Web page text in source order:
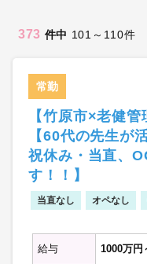
373 件中 101～110件
常勤
【竹原市×老健
【60代の先生が
祝休み・当直、
す！！】
当直なし オペなし
給与